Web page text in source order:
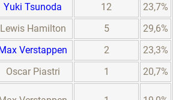
Yuki Tsunoda 12
23,7%
Lewis Hamilton 5
29,6%
Verstappen 2
23,3%
Oscar Piastri 1
20,7%